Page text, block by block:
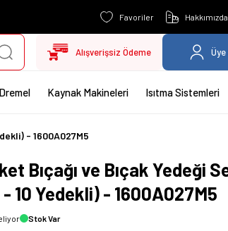
Favoriler Hakkımızda
Alışverişsiz Ödeme Üye
Dremel Kaynak Makineleri Isıtma Sistemleri
- 1600A027M5
Bıçağı ve Bıçak Yedeği
10 Yedekli) - 1600A027M5
Stok Var